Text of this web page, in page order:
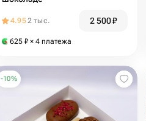
4.952 тыс. 2 500₽
625 ₽ × 4 платежа
-10%